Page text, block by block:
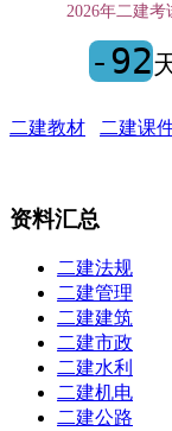
2026年二建考
-92
二建教材 二建课
资料汇总
二建法规
二建管理
二建建筑
二建市政
二建水利
二建机电
二建公路